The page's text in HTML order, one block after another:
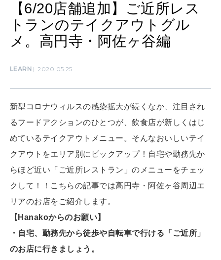
MAMA
ママもいろいろ
CULTURE
自分を耕す
WORK&MONEY
いい人生って？
MAGAZINE
【6/20店舗追加】ご近所レス
トランのテイクアウトグル
メ。高円寺・阿佐ヶ谷編
LEARN 2020.05.25
新型コロナウィルスの感染拡大が続くなか、注目され
るフードアクションのひとつが、飲食店が新しくはじ
めているテイクアウトメニュー。そんなおいしいテイ
クアウトをエリア別にピックアップ！自宅や勤務先か
らほど近い「ご近所レストラン」のメニューをチェッ
クして！！こちらの記事では高円寺・阿佐ヶ谷周辺エ
リアのお店をご紹介します。
【Hanakoからのお願い】
・自宅、勤務先から徒歩や自転車で行ける「ご近所」
のお店に行きましょう。